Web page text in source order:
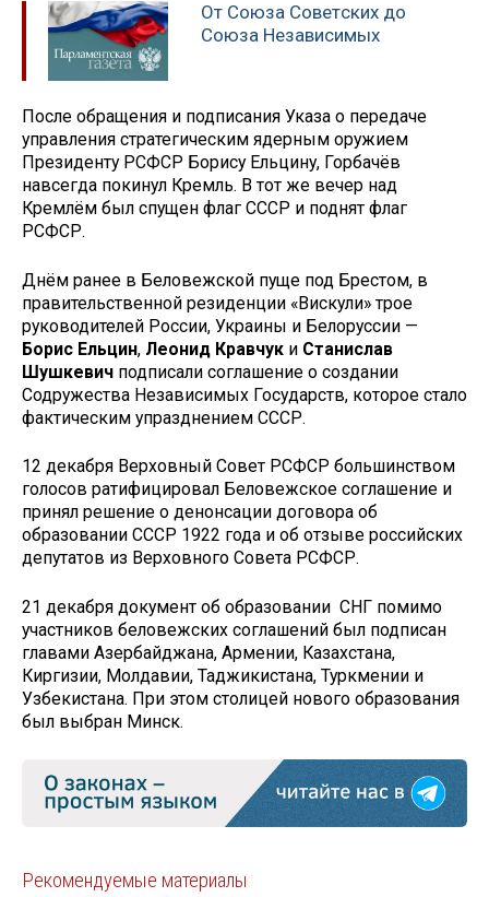
От Союза Советcких до
Союза Независимых
После обращения и подписания Указа о передаче
управления стратегическим ядерным оружием
Президенту РСФСР Борису Ельцину, Горбачёв
навсегда покинул Кремль. В тот же вечер над
Кремлём был спущен флаг СССР и поднят флаг
РСФСР.
Днём ранее в Беловежской пуще под Брестом, в
правительственной резиденции «Вискули» трое
руководителей России, Украины и Белоруссии —
Борис Ельцин, Леонид Кравчук и Станислав
Шушкевич подписали соглашение о создании
Содружества Независимых Государств, которое стало
фактическим упразднением СССР.
12 декабря Верховный Совет РСФСР большинством
голосов ратифицировал Беловежское соглашение и
принял решение о денонсации договора об
образовании СССР 1922 года и об отзыве российских
депутатов из Верховного Совета РСФСР.
21 декабря документ об образовании СНГ помимо
участников беловежских соглашений был подписан
главами Азербайджана, Армении, Казахстана,
Киргизии, Молдавии, Таджикистана, Туркмении и
Узбекистана. При этом столицей нового образования
был выбран Минск.
Рекомендуемые материалы